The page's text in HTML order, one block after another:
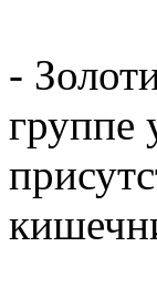
-
группе